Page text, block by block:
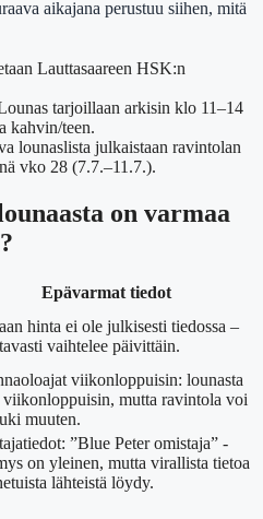
aikajana perustuu siihen, mitä
Lauttasaareen HSK:n
tarjoillaan arkisin klo 11–14
kahvin/teen.
lounaslista julkaistaan ravintolan
vko 28 (7.7.–11.7.).
on varmaa
Epävarmat tiedot
hinta ei ole julkisesti tiedossa –
vaihtelee päivittäin.
viikonloppuisin: lounasta
viikonloppuisin, mutta ravintola voi
muuten.
”Blue Peter omistaja” -
on yleinen, mutta virallista tietoa
lähteistä löydy.